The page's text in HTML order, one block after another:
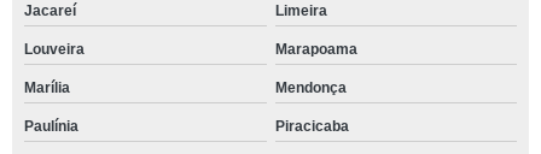
Jacareí Limeira
Louveira Marapoama
Marília Mendonça
Paulínia Piracicaba